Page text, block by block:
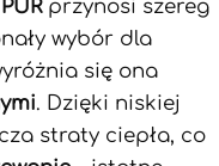
przynosi szereg
wybór dla
się ona
. Dzięki niskiej
straty ciepła, co